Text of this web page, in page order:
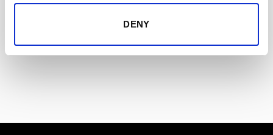
DENY
+
Marqués de Irún 2025